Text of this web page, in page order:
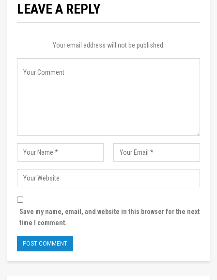
LEAVE A REPLY
Your email address will not be published.
Save my name, email, and website in this browser for the next
time I comment.